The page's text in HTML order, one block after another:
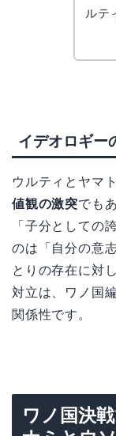
ルテ
イデオロギ
ウルティとヤマ
値観の激突でも
「子分としての
のは「自分の意
とりの存在に対
対立は、ワノ国
関係性です。
ワノ国決